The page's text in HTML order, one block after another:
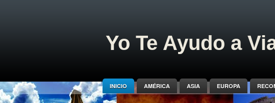
Yo Te Ayudo a
INICIO AMÉRICA ASIA EUROPA